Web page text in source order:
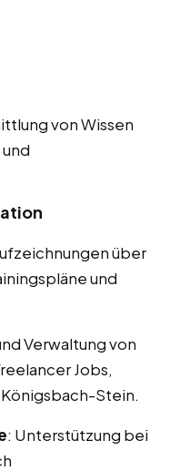
von Wissen
über
und
Verwaltung von
Jobs,
Stein.
: Unterstützung bei